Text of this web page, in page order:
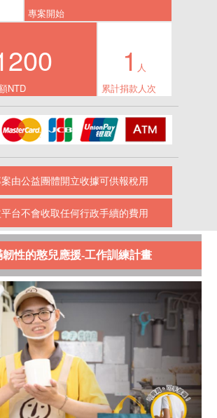
專案開始
NTD
1 人
累計捐款人次
由公益團體開立收據可供報稅用
台不會收取任何行政手續的費用
韌性的憨兒應援-工作訓練計畫